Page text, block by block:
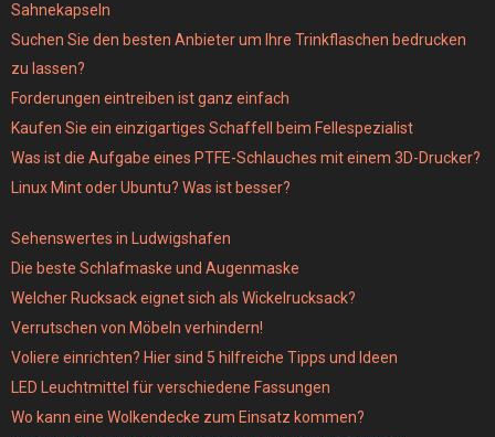
Sahnekapseln
Suchen Sie den besten Anbieter um Ihre Trinkflaschen bedrucken
zu lassen?
Forderungen eintreiben ist ganz einfach
Kaufen Sie ein einzigartiges Schaffell beim Fellespezialist
Was ist die Aufgabe eines PTFE-Schlauches mit einem 3D-Drucker?
Linux Mint oder Ubuntu? Was ist besser?
Sehenswertes in Ludwigshafen
Die beste Schlafmaske und Augenmaske
Welcher Rucksack eignet sich als Wickelrucksack?
Verrutschen von Möbeln verhindern!
Voliere einrichten? Hier sind 5 hilfreiche Tipps und Ideen
LED Leuchtmittel für verschiedene Fassungen
Wo kann eine Wolkendecke zum Einsatz kommen?